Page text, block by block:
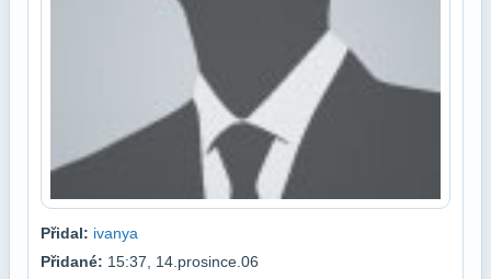
Přidal: ivanya
Přidané: 15:37, 14.prosince.06